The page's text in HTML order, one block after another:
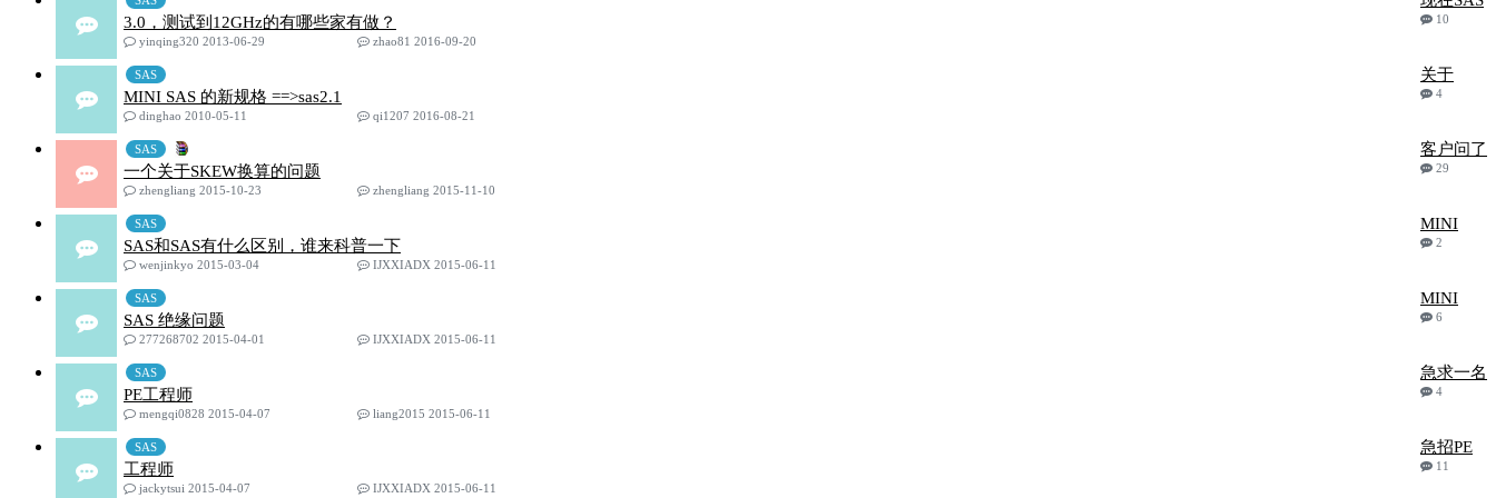
3.0，测试到12GHz的有哪些家有做？
10
yinqing320 2013-06-29
zhao81 2016-09-20
SAS
关于
MINI SAS 的新规格 ==>sas2.1
4
dinghao 2010-05-11
qi1207 2016-08-21
SAS
客户问了
一个关于SKEW换算的问题
29
zhengliang 2015-10-23
zhengliang 2015-11-10
SAS
MINI
SAS和SAS有什么区别，谁来科普一下
2
wenjinkyo 2015-03-04
IJXXIADX 2015-06-11
SAS
MINI
SAS 绝缘问题
6
277268702 2015-04-01
IJXXIADX 2015-06-11
SAS
急求一名
PE工程师
4
mengqi0828 2015-04-07
liang2015 2015-06-11
SAS
急招PE
工程师
11
jackytsui 2015-04-07
IJXXIADX 2015-06-11